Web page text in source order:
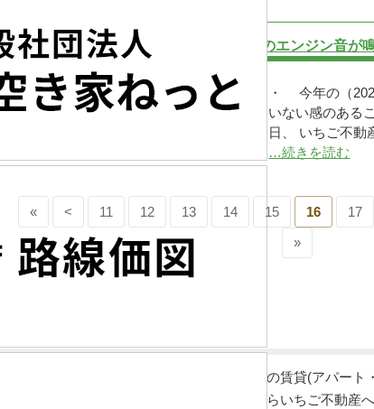
砺波インターチェンジ入口に刈り払い機のエンジン音が
今年の梅雨入りは・・・ 今年の（
り宣言をまだ耳にしていない感のある
が、好天に恵まれた今日、 いちご不動
…続きを読む
« < 11 12 13 14 15 16 17
»
富山県砺波市・高岡市・南砺市・小矢部市の賃貸(アパー
宅、土地売買の仲介・コンサルティングならいちご不動産へ